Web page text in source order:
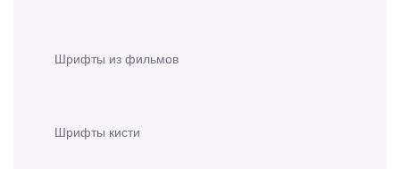
Шрифты из фильмов
Шрифты кисти